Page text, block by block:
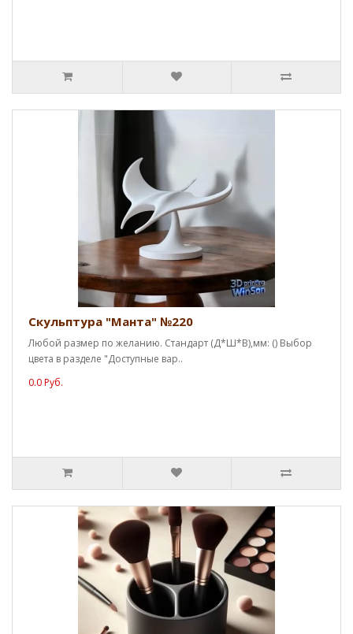
Скульптура "Манта" №220
Любой размер по желанию. Стандарт (Д*Ш*В),мм: () Выбор
цвета в разделе "Доступные вар..
0.0 Руб.